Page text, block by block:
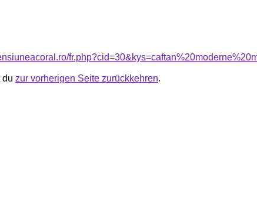
du zur vorherigen Seite zurückkehren.